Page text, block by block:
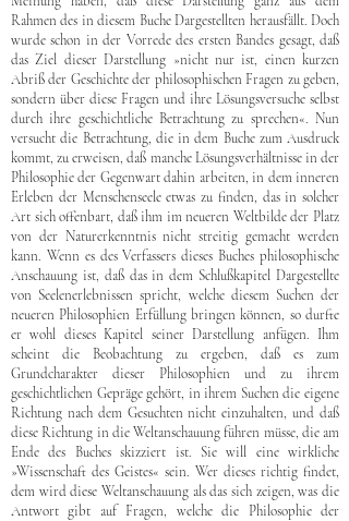
Rahmen des in diesem Buche Dargestellten herausfällt. Doch
wurde schon in der Vorrede des ersten Bandes gesagt, daß
das Ziel dieser Darstellung »nicht nur ist, einen kurzen
Abriß der Geschichte der philosophischen Fragen zu geben,
sondern über diese Fragen und ihre Lösungsversuche selbst
durch ihre geschichtliche Betrachtung zu sprechen«. Nun
versucht die Betrachtung, die in dem Buche zum Ausdruck
kommt, zu erweisen, daß manche Lösungsverhältnisse in der
Philosophie der Gegenwart dahin arbeiten, in dem inneren
Erleben der Menschenseele etwas zu finden, das in solcher
Art sich offenbart, daß ihm im neueren Weltbilde der Platz
von der Naturerkenntnis nicht streitig gemacht werden
kann. Wenn es des Verfassers dieses Buches philosophische
Anschauung ist, daß das in dem Schlußkapitel Dargestellte
von Seelenerlebnissen spricht, welche diesem Suchen der
neueren Philosophien Erfüllung bringen können, so durfte
er wohl dieses Kapitel seiner Darstellung anfügen. Ihm
scheint die Beobachtung zu ergeben, daß es zum
Grundcharakter dieser Philosophien und zu ihrem
geschichtlichen Gepräge gehört, in ihrem Suchen die eigene
Richtung nach dem Gesuchten nicht einzuhalten, und daß
diese Richtung in die Weltanschauung führen müsse, die am
Ende des Buches skizziert ist. Sie will eine wirkliche
»Wissenschaft des Geistes« sein. Wer dieses richtig findet,
dem wird diese Weltanschauung als das sich zeigen, was die
Antwort gibt auf Fragen, welche die Philosophie der